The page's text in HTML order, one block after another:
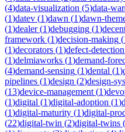
(4)data-visualization (5)data-
(1)datev (1)dawn (1)dawn-
(1)dealer(1)debugging (1)
framework (1)decision-making (
(1)decorators (1)defect-detection
(1)delmiaworks (1)demand-
(4)demand-sensing (1)dental (1)
pipelines (1)design (2)design-
(13)device-management (1)
(1)digital (1)digital-adoption (1)
(1)digital-maturity (1)digital-
(22)digital-twin (2)digital-twins (